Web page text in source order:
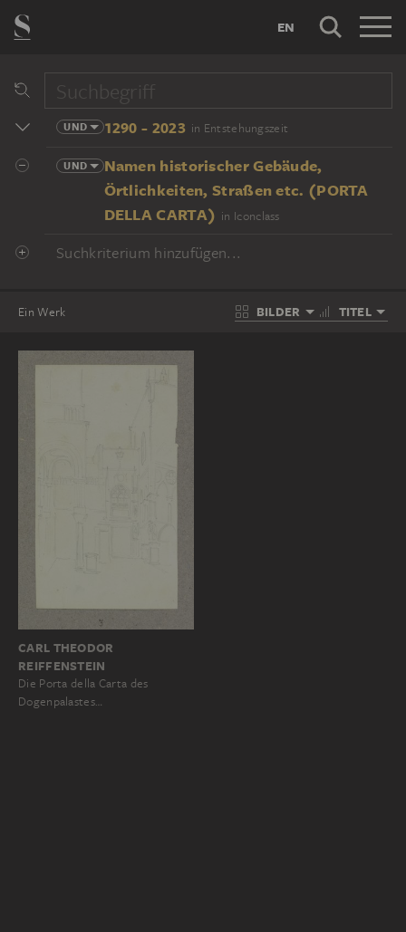
EN
UND 1290 - 2023 in Entstehungszeit
UND
Namen historischer Gebäude,
Örtlichkeiten, Straßen etc. (PORTA
DELLA CARTA) in Iconclass
Suchkriterium hinzufügen...
Ein Werk BILDER TITEL
CARL THEODOR
REIFFENSTEIN
Die Porta della Carta des
Dogenpalastes…